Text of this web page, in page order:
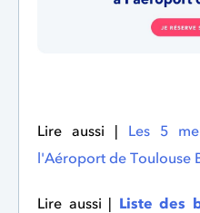
Lire aussi | Les 5
l'Aéroport de Toulouse
Lire aussi | Liste des